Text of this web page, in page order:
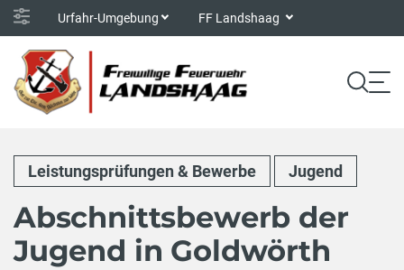
Urfahr-Umgebung FF Landshaag
Leistungsprüfungen & Bewerbe Jugend
Abschnittsbewerb der
Jugend in Goldwörth